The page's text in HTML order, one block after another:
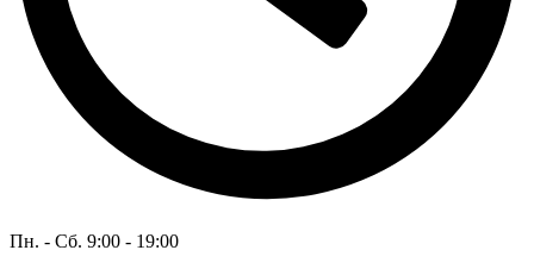
Пн. - Сб. 9:00 - 19:00